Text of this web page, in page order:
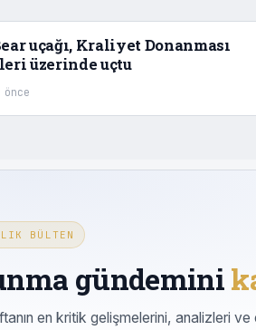
uçağı, Kraliyet Donanması
üzerinde uçtu
BÜLTEN
gündemini
en kritik gelişmelerini, analizleri ve